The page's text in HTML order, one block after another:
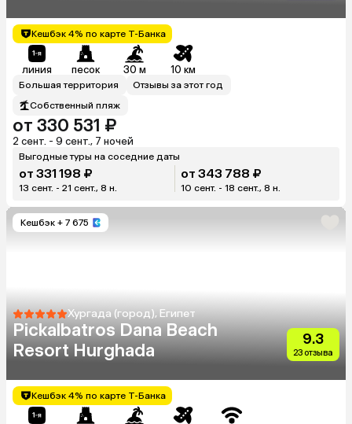
Кешбэк 4% по карте Т-Банка
линия песок 30 м 10 км
Большая территория
Отзывы за этот год
Собственный пляж
от 330 531 ₽
2 сент. - 9 сент., 7 ночей
Выгодные туры на соседние даты
от 331 198 ₽
13 сент. - 21 сент., 8 н.
от 343 788 ₽
10 сент. - 18 сент., 8 н.
Кешбэк + 7 675
Хургада (город), Египет
Pickalbatros Dana Beach
Resort Hurghada
9.3
23 отзыва
Кешбэк 4% по карте Т-Банка